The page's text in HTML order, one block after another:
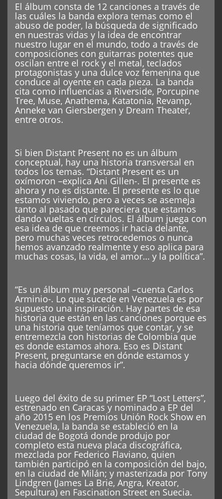
El álbum consta de 12 canciones a través de
las cuáles la banda explora temas como el
abuso de poder, la búsqueda de significado
en nuestras vidas y la idea de encontrar
nuestro lugar en el mundo, todo a través de
composiciones con guitarras potentes que
oscilan entre el rock y el metal, teclados
protagonistas y una dulce voz femenina que
conduce al oyente en cada pieza. La banda
cita como influencias a Riverside, Porcupine
Tree, Muse, Anathema, Katatonia, Revamp,
Anneke van Giersbergen y Dream Theater,
entre otros.
Si bien Distant Present no es un álbum
conceptual, hay una historia transversal en
todos los temas. “Distant Present es un
oxímoron –explica Ani Gillen-. El presente es
ahora y no es distante. El presente es lo que
estamos viviendo, pero a veces se asemeja
tanto al pasado que pareciera que estamos
dando vueltas en círculos. El álbum juega con
esa idea de que creemos ir hacia delante,
pero muchas veces retrocedemos o nunca
hemos avanzado realmente y eso aplica para
muchas cosas, la vida, el amor… y la política”.
“Es un álbum muy personal –cuenta Carlos
Arminio-. Lo que sucede en Venezuela es por
supuesto una inspiración. Hay partes de esa
historia que están en las canciones porque es
una historia que teníamos que contar, y se
entremezcla con historias de Colombia que
es donde estamos ahora. Eso es Distant
Present, preguntarse en dónde estamos y
hacia dónde queremos ir”.
Luego del éxito de su primer EP “Lost Letters”,
estrenado en Caracas y nominado a EP del
año 2015 en los Premios Unión Rock Show en
Venezuela, la banda se estableció en la
ciudad de Bogotá donde produjo por
completo esta nueva placa discográfica,
mezclada por Federico Flaviano, quien
también participó en la composición del bajo,
en la ciudad de Milán; y masterizada por Tony
Lindgren (James La Brie, Angra, Kreator,
Sepultura) en Fascination Street en Suecia.